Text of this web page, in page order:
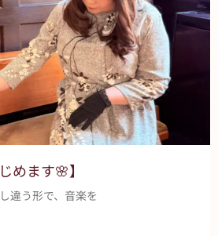
めます🌸】
違う形で、音楽を